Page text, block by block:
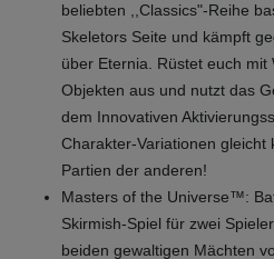
beliebten ,,Classics"-Reihe
Skeletors Seite und kämpft
über Eternia. Rüstet euch mit
Objekten aus und nutzt das
dem Innovativen
Charakter-Variationen gleicht
Partien der anderen!
Masters of the Universe™:
Skirmish-Spiel für zwei
beiden gewaltigen Mächten